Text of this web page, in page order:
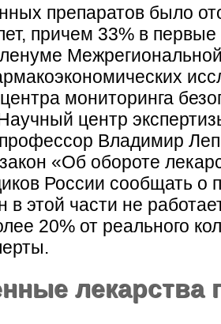
препаратов было
причем 33% в
мониторинга
центр
Владимир
«Об обороте
России сообщать о
в этой части не
20% от реального
лекарства